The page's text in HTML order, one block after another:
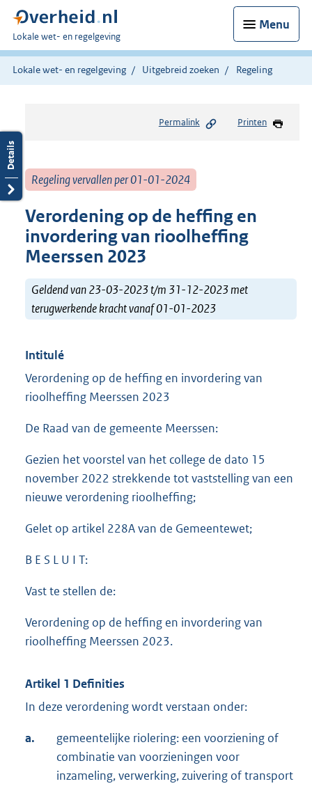
Menu
U
bent
hier:
Lokale wet- en regelgeving
Lokale wet- en regelgeving Uitgebreid zoeken Regeling
Permalink Printen
Regeling vervallen per 01-01-2024
Verordening op de heffing en
invordering van rioolheffing
Meerssen 2023
Geldend van 23-03-2023 t/m 31-12-2023 met
terugwerkende kracht vanaf 01-01-2023
Intitulé
Verordening op de heffing en invordering van
rioolheffing Meerssen 2023
De Raad van de gemeente Meerssen:
Gezien het voorstel van het college de dato 15
november 2022 strekkende tot vaststelling van een
nieuwe verordening rioolheffing;
Gelet op artikel 228A van de Gemeentewet;
B E S L U I T:
Vast te stellen de:
Verordening op de heffing en invordering van
rioolheffing Meerssen 2023.
Artikel 1 Definities
In deze verordening wordt verstaan onder:
a.
gemeentelijke riolering: een voorziening of
combinatie van voorzieningen voor
inzameling, verwerking, zuivering of transport